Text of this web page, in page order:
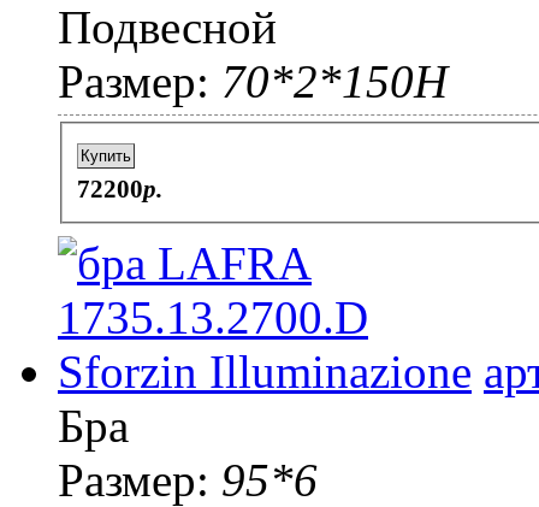
Подвесной
Размер: 70*2*150H
Купить
72200p.
Бра
Размер: 95*6